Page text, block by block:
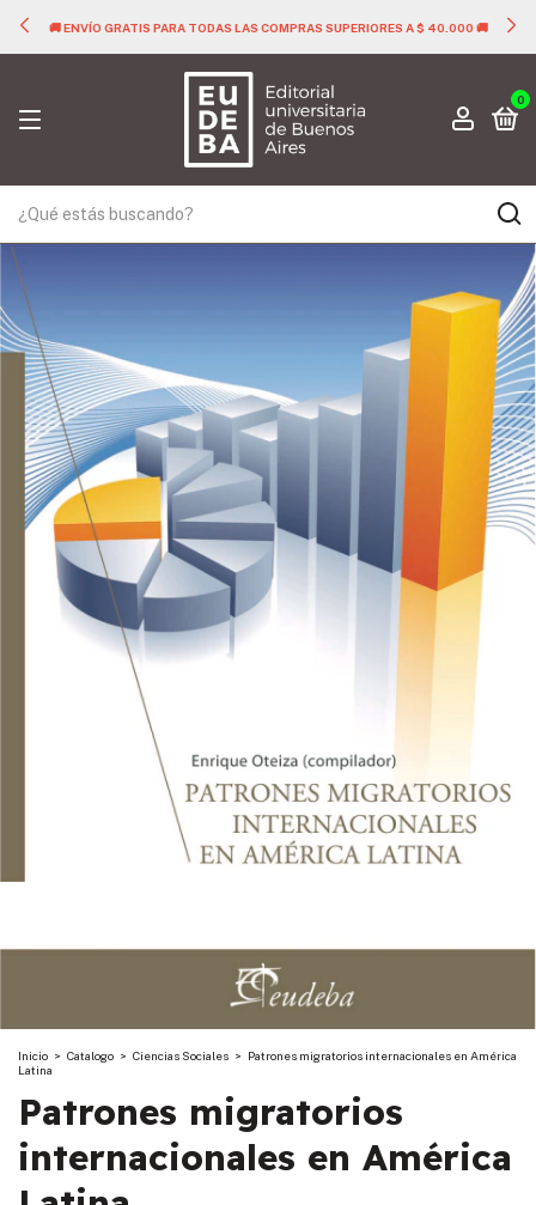
🚚 ENVÍO GRATIS PARA TODAS LAS COMPRAS SUPERIORES A $ 40.000 🚚
0
Inicio > Catalogo > Ciencias Sociales > Patrones migratorios internacionales en América
Latina
Patrones migratorios
internacionales en América